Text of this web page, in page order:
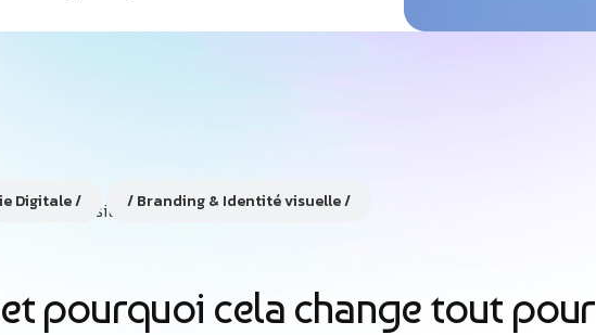
Digitale Branding & Identité visuelle
pourquoi cela change tout pour